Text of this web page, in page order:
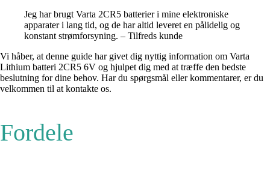
Jeg har brugt Varta 2CR5 batterier i mine elektroniske
apparater i lang tid, og de har altid leveret en pålidelig og
konstant strømforsyning. – Tilfreds kunde
Vi håber, at denne guide har givet dig nyttig information om Varta
Lithium batteri 2CR5 6V og hjulpet dig med at træffe den bedste
beslutning for dine behov. Har du spørgsmål eller kommentarer, er du
velkommen til at kontakte os.
Fordele